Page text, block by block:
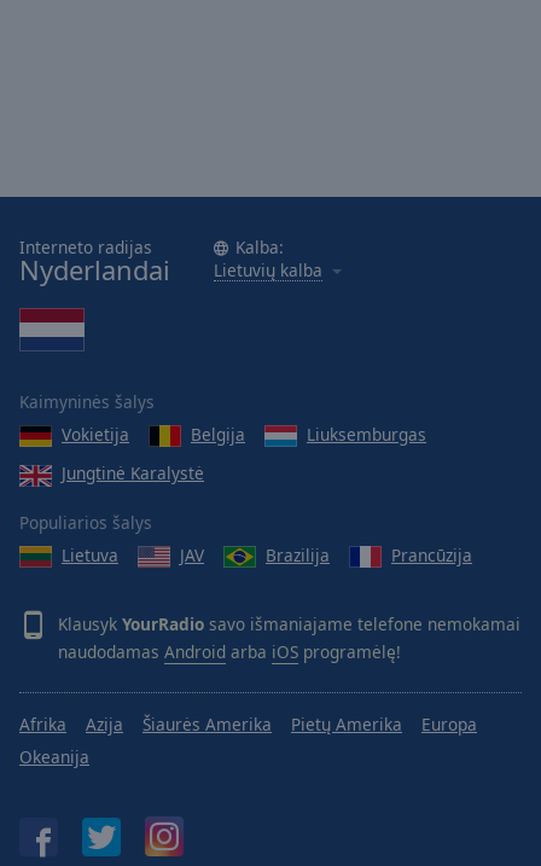
Opacity
Caption
Area
Color
Opacity
Font
Size
Text
Style
Font
Interneto radijas
Nyderlandai
Kalba:
Lietuvių kalba
Kaimyninės šalys
Vokietija
Belgija
Liuksemburgas
Jungtinė Karalystė
Populiarios šalys
Lietuva
JAV Brazilija Prancūzija
Klausyk YourRadio savo išmaniajame telefone nemokamai
naudodamas Android arba iOS programėlę!
Afrika Azija Šiaurės Amerika Pietų Amerika
Europa
Okeanija